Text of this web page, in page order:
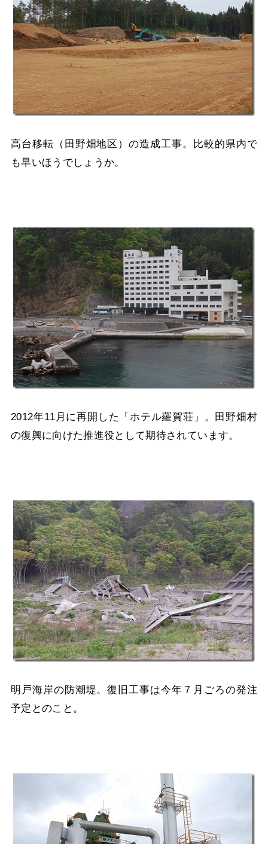
高台移転（田野畑地区）の造成工事。比較的県内で
も早いほうでしょうか。
2012年11月に再開した「ホテル羅賀荘」。田野畑村
の復興に向けた推進役として期待されています。
明戸海岸の防潮堤。復旧工事は今年７月ごろの発注
予定とのこと。